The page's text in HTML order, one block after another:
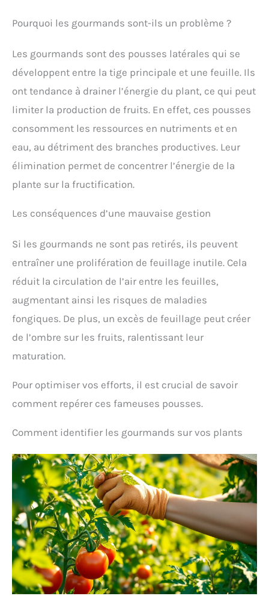
Pourquoi les gourmands sont-ils un problème ?
Les gourmands sont des pousses latérales qui se
développent entre la tige principale et une feuille. Ils
ont tendance à drainer l’énergie du plant, ce qui peut
limiter la production de fruits. En effet, ces pousses
consomment les ressources en nutriments et en
eau, au détriment des branches productives. Leur
élimination permet de concentrer l’énergie de la
plante sur la fructification.
Les conséquences d’une mauvaise gestion
Si les gourmands ne sont pas retirés, ils peuvent
entraîner une prolifération de feuillage inutile. Cela
réduit la circulation de l’air entre les feuilles,
augmentant ainsi les risques de maladies
fongiques. De plus, un excès de feuillage peut créer
de l’ombre sur les fruits, ralentissant leur
maturation.
Pour optimiser vos efforts, il est crucial de savoir
comment repérer ces fameuses pousses.
Comment identifier les gourmands sur vos plants